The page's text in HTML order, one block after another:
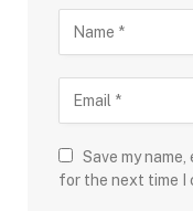
Save my
for the next time I